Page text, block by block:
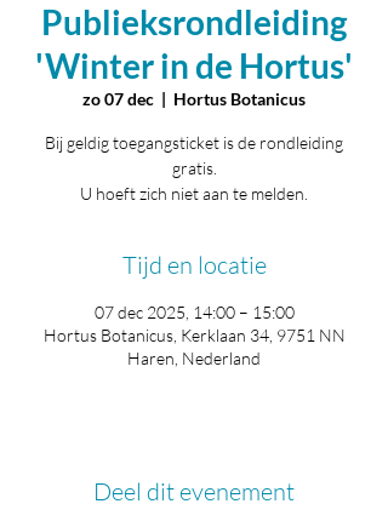
Publieksrondleiding
'Winter in de Hortus'
zo 07 dec
  |
Hortus Botanicus
Bij geldig toegangsticket is de rondleiding
gratis.
U hoeft zich niet aan te melden.
Tijd en locatie
07 dec 2025, 14:00 – 15:00
Hortus Botanicus, Kerklaan 34, 9751 NN
Haren, Nederland
Deel dit evenement